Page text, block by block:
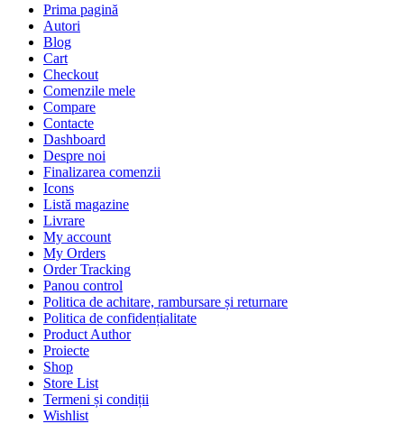
Prima pagină
Autori
Blog
Cart
Checkout
Comenzile mele
Compare
Contacte
Dashboard
Despre noi
Finalizarea comenzii
Icons
Listă magazine
Livrare
My account
My Orders
Order Tracking
Panou control
Politica de achitare, rambursare și returnare
Politica de confidențialitate
Product Author
Proiecte
Shop
Store List
Termeni și condiții
Wishlist